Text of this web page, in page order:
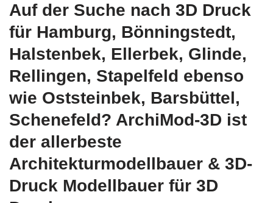
Auf der Suche nach 3D Druck
für Hamburg, Bönningstedt,
Halstenbek, Ellerbek, Glinde,
Rellingen, Stapelfeld ebenso
wie Oststeinbek, Barsbüttel,
Schenefeld? ArchiMod-3D ist
der allerbeste
Architekturmodellbauer & 3D-
Druck Modellbauer für 3D